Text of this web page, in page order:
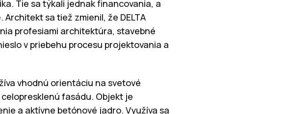
Tie sa týkali jednak financovania, a
sa tiež zmienil, že DELTA
profesiami architektúra, stavebné
v priebehu procesu projektovania a
vhodnú orientáciu na svetové
fasádu. Objekt je
a aktívne betónové jadro. Využíva sa